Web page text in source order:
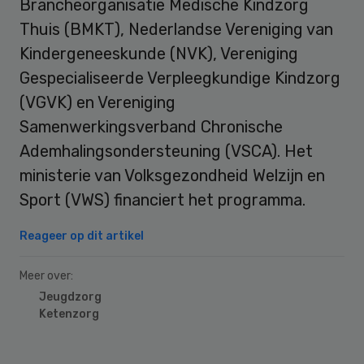
Brancheorganisatie Medische Kindzorg
Thuis (BMKT), Nederlandse Vereniging van
Kindergeneeskunde (NVK), Vereniging
Gespecialiseerde Verpleegkundige Kindzorg
(VGVK) en Vereniging
Samenwerkingsverband Chronische
Ademhalingsondersteuning (VSCA). Het
ministerie van Volksgezondheid Welzijn en
Sport (VWS) financiert het programma.
Reageer op dit artikel
Meer over:
Jeugdzorg
Ketenzorg